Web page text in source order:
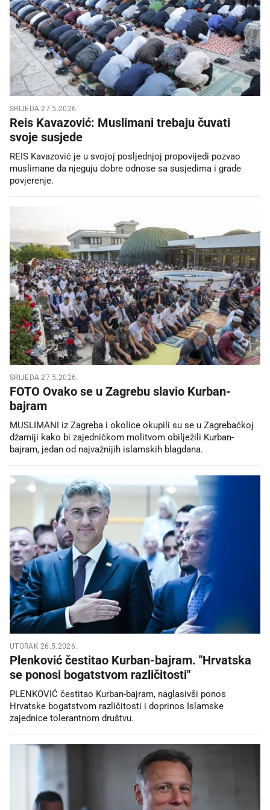
SRIJEDA 27.5.2026.
Reis Kavazović: Muslimani trebaju čuvati
svoje susjede
REIS Kavazović je u svojoj posljednjoj propovijedi pozvao
muslimane da njeguju dobre odnose sa susjedima i grade
povjerenje.
SRIJEDA 27.5.2026.
FOTO Ovako se u Zagrebu slavio Kurban-
bajram
MUSLIMANI iz Zagreba i okolice okupili su se u Zagrebačkoj
džamiji kako bi zajedničkom molitvom obilježili Kurban-
bajram, jedan od najvažnijih islamskih blagdana.
UTORAK 26.5.2026.
Plenković čestitao Kurban-bajram. "Hrvatska
se ponosi bogatstvom različitosti"
PLENKOVIĆ čestitao Kurban-bajram, naglasivši ponos
Hrvatske bogatstvom različitosti i doprinos Islamske
zajednice tolerantnom društvu.